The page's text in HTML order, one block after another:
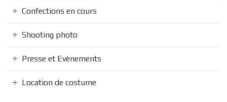
Confections en cours
Shooting photo
Presse et Evènements
Location de costume